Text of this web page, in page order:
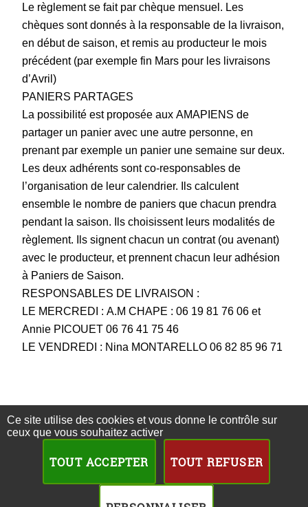
Le règlement se fait par chèque mensuel. Les
chèques sont donnés à la responsable de la livraison,
en début de saison, et remis au producteur le mois
précédent (par exemple fin Mars pour les livraisons
d’Avril)
PANIERS PARTAGES
La possibilité est proposée aux AMAPIENS de
partager un panier avec une autre personne, en
prenant par exemple un panier une semaine sur deux.
Les deux adhérents sont co-responsables de
l’organisation de leur calendrier. Ils calculent
ensemble le nombre de paniers que chacun prendra
pendant la saison. Ils choisissent leurs modalités de
règlement. Ils signent chacun un contrat (ou avenant)
avec le producteur, et prennent chacun leur adhésion
à Paniers de Saison.
RESPONSABLES DE LIVRAISON :
LE MERCREDI : A.M CHAPE : 06 19 81 76 06 et
Annie PICOUET 06 76 41 75 46
LE VENDREDI : Nina MONTARELLO 06 82 85 96 71
Portfolio
Ce site utilise des cookies et vous donne le contrôle sur
ceux que vous souhaitez activer
TOUT ACCEPTER TOUT REFUSER